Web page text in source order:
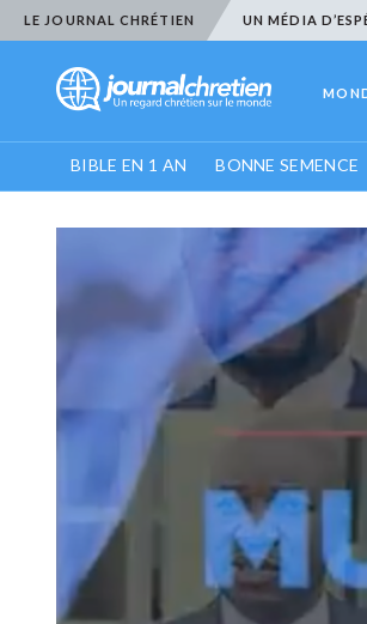
LE JOURNAL CHRÉTIEN UN MÉDIA
BIBLE EN 1 AN BONNE SEMENCE